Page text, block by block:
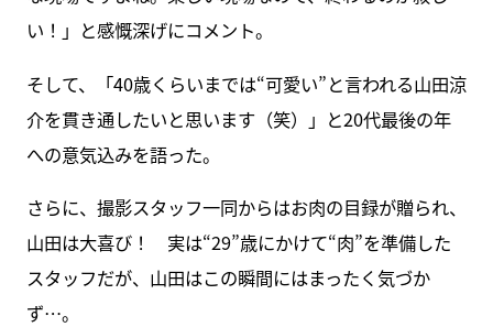
い！」と感慨深げにコメント。
そして、「40歳くらいまでは“可愛い”と言われる山田涼
介を貫き通したいと思います（笑）」と20代最後の年
への意気込みを語った。
さらに、撮影スタッフ一同からはお肉の目録が贈られ、
山田は大喜び！ 実は“29”歳にかけて“肉”を準備した
スタッフだが、山田はこの瞬間にはまったく気づか
ず…。